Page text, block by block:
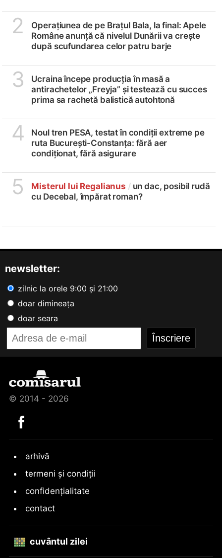
2
Operațiunea de pe Brațul Bala, la final: Apele
Române anunță că nivelul Dunării va crește
după scufundarea celor patru barje
3
Ucraina începe producția în masă a
antirachetelor „Freyja” și testează cu succes
prima sa rachetă balistică autohtonă
4
Noul tren PESA, testat în condiții extreme pe
ruta București-Constanța: fără aer
condiționat, fără asigurare
5 Misterul lui Regalianus /un dac, posibil rudă
cu Decebal, împărat roman?
newsletter:
zilnic la orele 9:00 și 21:00
doar dimineața
doar seara
© 2014 - 2026
arhivă
termeni și condiții
confidențialitate
contact
cuvântul zilei